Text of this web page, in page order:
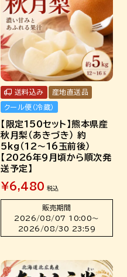
【限定150セット】熊本県産
秋月梨（あきづき） 約
5kg（12～16玉前後）
【2026年9月頃から順次発
送予定】
送料込み 産地直送品
クール便（冷蔵）
¥6,480 税込
販売期間
2026/08/07 10:00〜
2026/08/30 23:59